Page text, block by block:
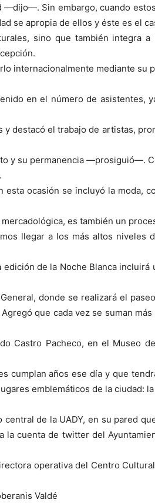
—dijo—. Sin embargo, cuando
se apropia de ellos y éste es el
sino que también integra a
internacionalmente mediante su
en el número de asistentes,
destacó el trabajo de artistas,
y su permanencia —prosiguió—.
ocasión se incluyó la moda,
es también un
llegar a los más altos niveles
de la Noche Blanca incluirá
donde se realizará el
que cada vez se suman
Castro Pacheco, en el Museo
cumplan años ese día y que
emblemáticos de la ciudad:
de la UADY, en su pared
cuenta de twitter del
operativa del Centro
Valdé